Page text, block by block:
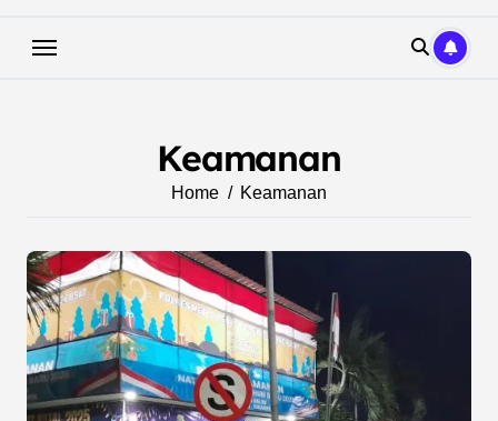
Keamanan
Home Keamanan